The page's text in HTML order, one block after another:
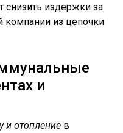
снизить издержки за
компании из цепочки
и
и отопление в